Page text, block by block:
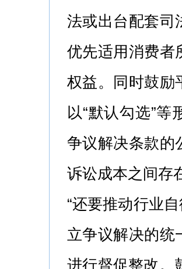
法或出台配套司
优先适用消费者
权益。同时鼓励
以“默认勾选”
争议解决条款的
诉讼成本之间存
“还要推动行业
立争议解决的统
进行督促整改。